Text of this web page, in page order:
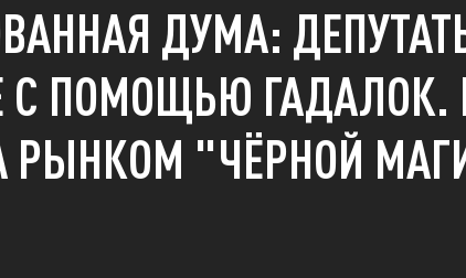
ДУМА:
С ПОМОЩЬЮ ГАДАЛОК.
РЫНКОМ "ЧЁРНОЙ